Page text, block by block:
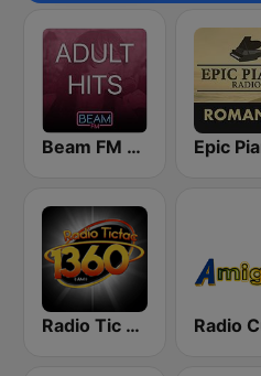
Beam FM - Adult Hits
Radio Tic Tac Guatemala